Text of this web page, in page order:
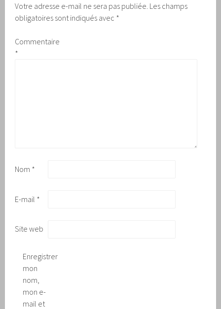
Votre adresse e-mail ne sera pas publiée. Les champs
obligatoires sont indiqués avec *
Commentaire
*
Nom *
E-mail *
Site web
Enregistrer
mon
nom,
mon e-
mail et